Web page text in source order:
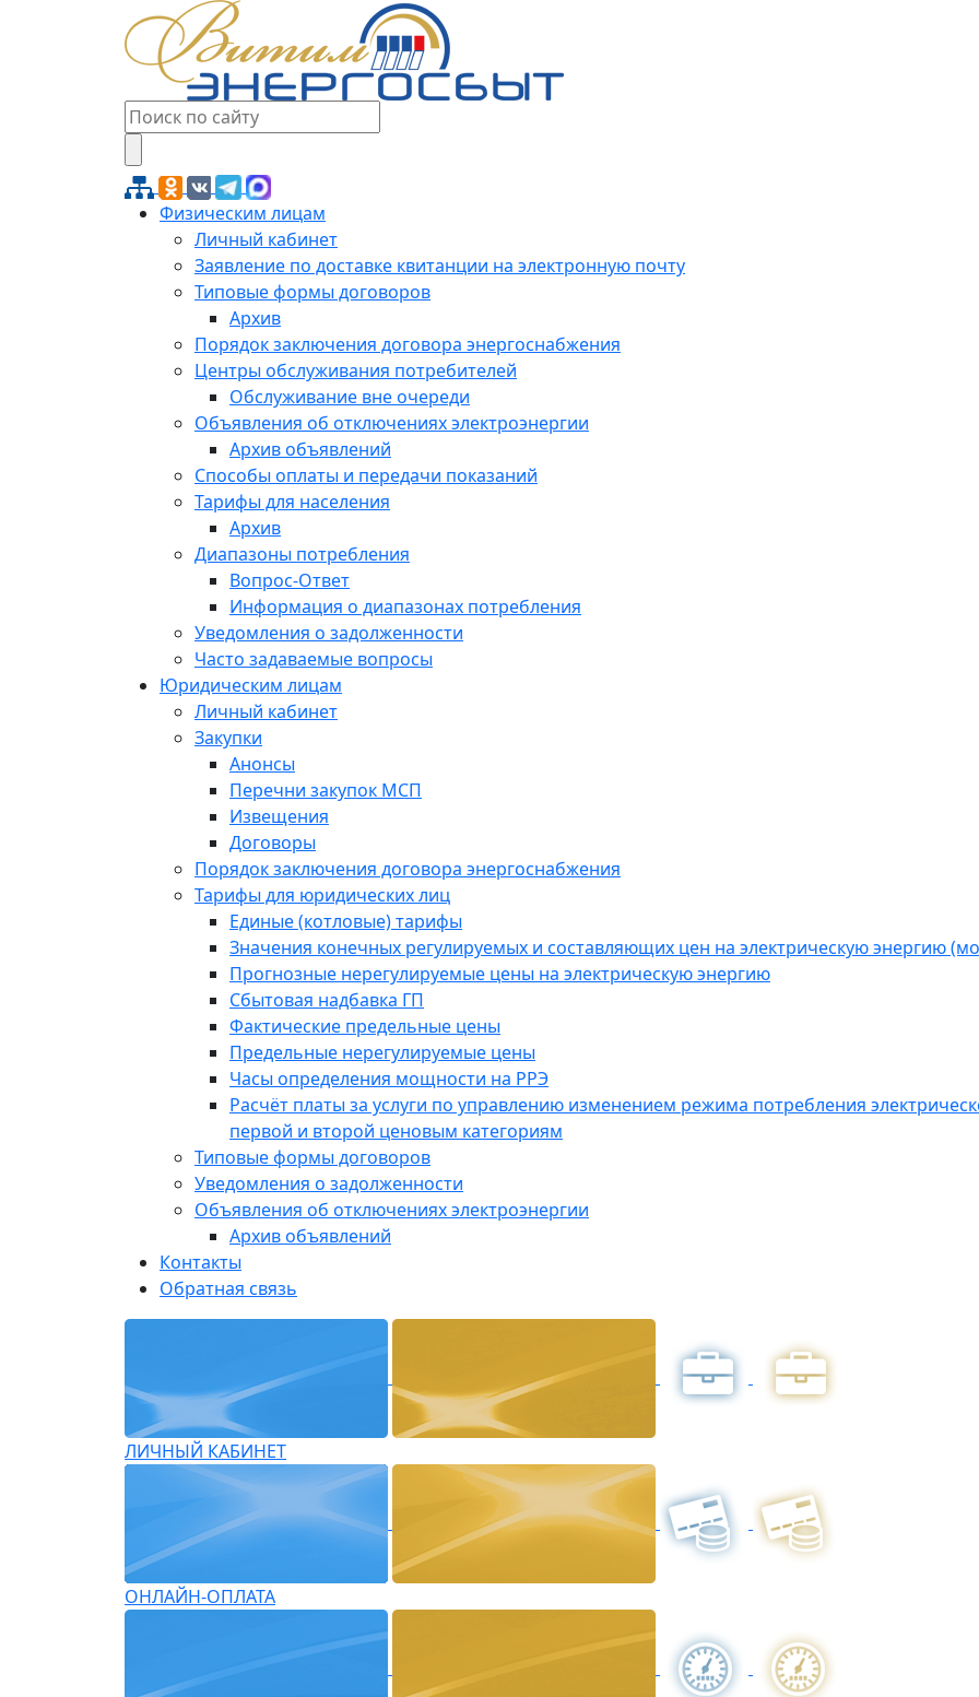
Физическим лицам
Личный кабинет
Заявление по доставке квитанции на электронную почту
Типовые формы договоров
Архив
Порядок заключения договора энергоснабжения
Центры обслуживания потребителей
Обслуживание вне очереди
Объявления об отключениях электроэнергии
Архив объявлений
Способы оплаты и передачи показаний
Тарифы для населения
Архив
Диапазоны потребления
Вопрос-Ответ
Информация о диапазонах потребления
Уведомления о задолженности
Часто задаваемые вопросы
Юридическим лицам
Личный кабинет
Закупки
Анонсы
Перечни закупок МСП
Извещения
Договоры
Порядок заключения договора энергоснабжения
Тарифы для юридических лиц
Единые (котловые) тарифы
Значения конечных регулируемых и составляющих цен на электрическую энергию
Прогнозные нерегулируемые цены на электрическую энергию
Сбытовая надбавка ГП
Фактические предельные цены
Предельные нерегулируемые цены
Часы определения мощности на РРЭ
Расчёт платы за услуги по управлению изменением режима потребления
первой и второй ценовым категориям
Типовые формы договоров
Уведомления о задолженности
Объявления об отключениях электроэнергии
Архив объявлений
Контакты
Обратная связь
ЛИЧНЫЙ КАБИНЕТ
ОНЛАЙН-ОПЛАТА